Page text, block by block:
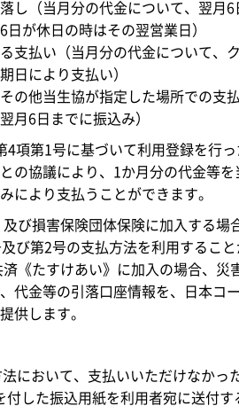
（当月分の代金について、翌月6
が休日の時はその翌営業日）
払い（当月分の代金について、
日により支払い）
他当生協が指定した場所での支
月6日までに振込み）
4項第1号に基づいて利用登録を行っ
の協議により、1か月分の代金等を
により支払うことができます。
び損害保険団体保険に加入する場
び第2号の支払方法を利用すること
《たすけあい》に加入の場合、災
代金等の引落口座情報を、日本コ
供します。
において、支払いいただけなかっ
した振込用紙を利用者宛に送付す